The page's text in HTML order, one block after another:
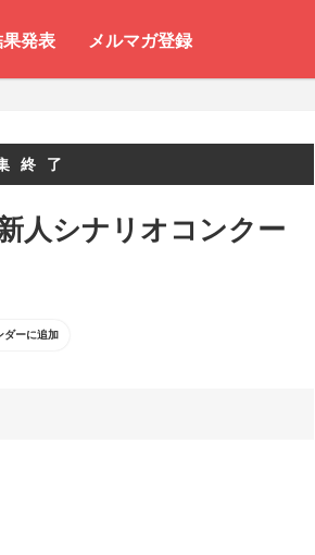
果発表 メルマガ登録
終了
人シナリオコンクー
ダーに追加